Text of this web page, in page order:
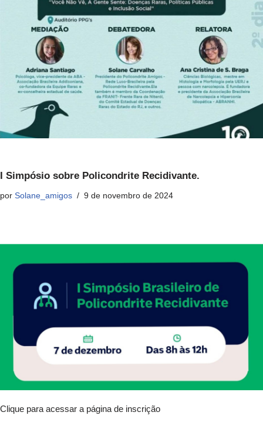
I Simpósio sobre Policondrite Recidivante.
por Solane_amigos 9 de novembro de 2024
Clique para acessar a página de inscrição